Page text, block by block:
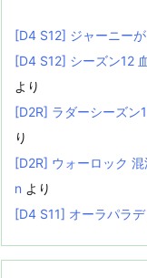
[D4 S12] ジャーニー
[D4 S12] シーズン12
より
[D2R] ラダーシーズ
り
[D2R] ウォーロック
n より
[D4 S11] オーラパラ